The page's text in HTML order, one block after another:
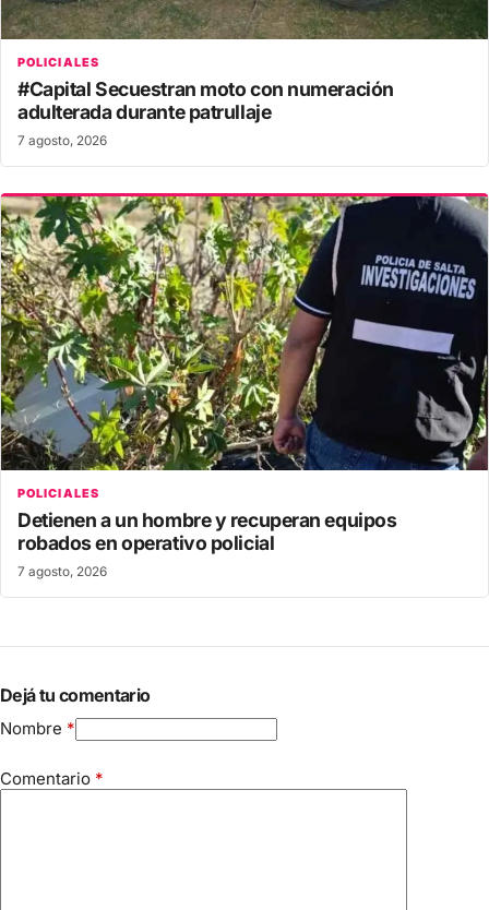
POLICIALES
#Capital Secuestran moto con numeración
adulterada durante patrullaje
7 agosto, 2026
POLICIALES
Detienen a un hombre y recuperan equipos
robados en operativo policial
7 agosto, 2026
Dejá tu comentario
Nombre *
Comentario *